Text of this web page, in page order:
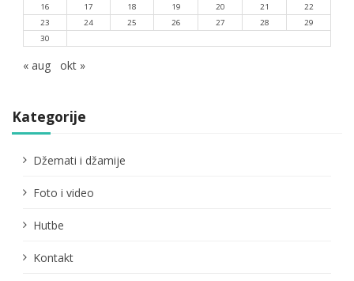
16
17 18 19 20 21
22
23
24 25 26 27 28
29
30
« aug okt »
Kategorije
Džemati i džamije
Foto i video
Hutbe
Kontakt